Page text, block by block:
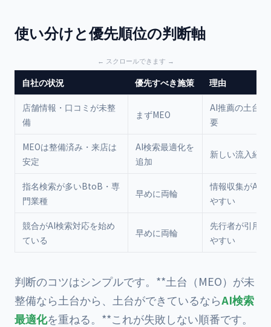
使い分けと優先順位の判断軸
自社の状況 優先すべき施策 理由
店舗情報・口コミが未整
備
まずMEO
AI推薦の土台
要
MEOは整備済み・来店は
安定
AI検索最適化を
追加
新しい流入経
指名検索が多いBtoB・専
門業種
早めに両輪
情報収集がAI
やすい
競合がAI検索対応を始め
ている
早めに両輪
先行者が引用
やすい
判断のコツはシンプルです。**土台（MEO）が未
整備なら土台から、土台ができているならAI検索
最適化を重ねる。**これが失敗しない順番です。